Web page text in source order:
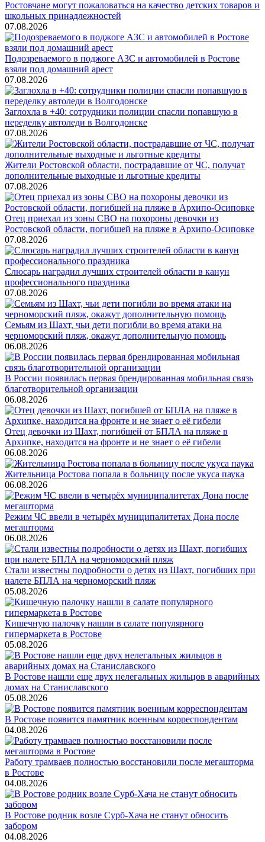
Ростовчане могут пожаловаться на качество детских товаров и
школьных принадлежностей
07.08.2026
Подозреваемого в поджоге АЗС и автомобилей в Ростове
взяли под домашний арест
07.08.2026
Заглохла в +40: сотрудники полиции спасли попавшую в
переделку автоледи в Волгодонске
07.08.2026
Жители Ростовской области, пострадавшие от ЧС, получат
дополнительные выходные и льготные кредиты
07.08.2026
Отец приехал из зоны СВО на похороны девочки из
Ростовской области, погибшей на пляже в Архипо-Осиповке
07.08.2026
Слюсарь наградил лучших строителей области в канун
профессионального праздника
07.08.2026
Семьям из Шахт, чьи дети погибли во время атаки на
черноморский пляж, окажут дополнительную помощь
06.08.2026
В России появилась первая брендированная мобильная связь
благотворительной организации
06.08.2026
Отец девочки из Шахт, погибшей от БПЛА на пляже в
Архипке, находится на фронте и не знает о её гибели
06.08.2026
Жительница Ростова попала в больницу после укуса паука
06.08.2026
Режим ЧС ввели в четырёх муниципалитетах Дона после
мегашторма
06.08.2026
Стали известны подробности о детях из Шахт, погибших при
налете БПЛА на черноморский пляж
05.08.2026
Кишечную палочку нашли в салате популярного
гипермаркета в Ростове
05.08.2026
В Ростове нашли еще двух нелегальных жильцов в аварийных
домах на Станиславского
05.08.2026
В Ростове появится памятник военным корреспондентам
04.08.2026
Работу трамваев полностью восстановили после мегашторма
в Ростове
04.08.2026
В Ростове родник возле Сурб-Хача не станут обносить
забором
04.08.2026